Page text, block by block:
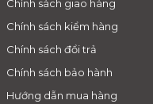
Chính sách giao hàng
Chính sách kiểm hàng
Chính sách đổi trả
Chính sách bảo hành
Hướng dẫn mua hàng